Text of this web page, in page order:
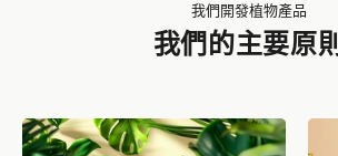
我們開發植物產品
我們的主要原則